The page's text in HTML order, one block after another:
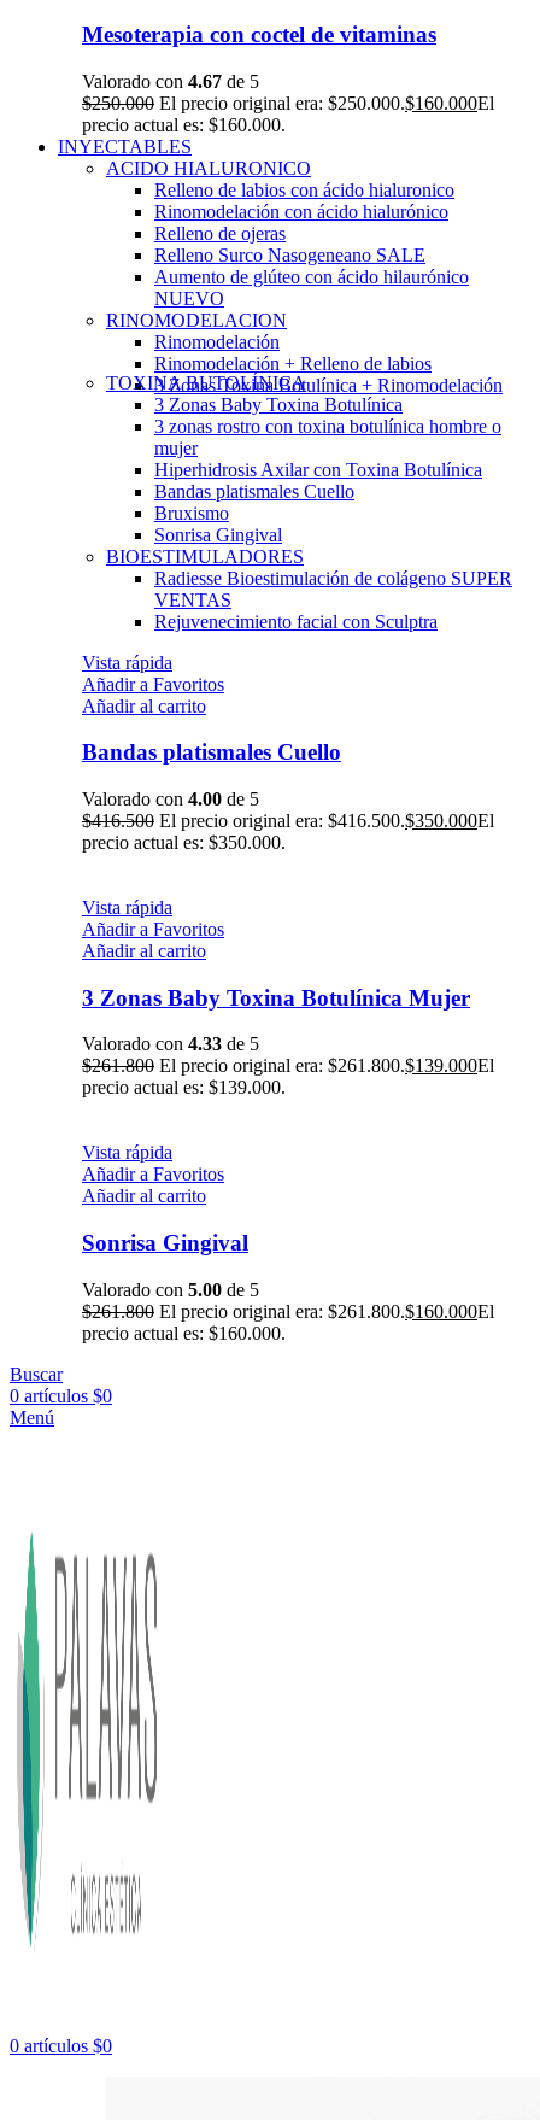
Mesoterapia con coctel de vitaminas
Valorado con 4.67 de 5
$250.000 El precio original era: $250.000.$160.000El
precio actual es: $160.000.
INYECTABLES
ACIDO HIALURONICO
Relleno de labios con ácido hialuronico
Rinomodelación con ácido hialurónico
Relleno de ojeras
Relleno Surco Nasogeneano SALE
Aumento de glúteo con ácido hilaurónico
NUEVO
RINOMODELACION
Rinomodelación
Rinomodelación + Relleno de labios
3 Zonas Toxina Botulínica + Rinomodelación
TOXINA BUTOLÍNICA
3 Zonas Baby Toxina Botulínica
3 zonas rostro con toxina botulínica hombre o
mujer
Hiperhidrosis Axilar con Toxina Botulínica
Bandas platismales Cuello
Bruxismo
Sonrisa Gingival
BIOESTIMULADORES
Radiesse Bioestimulación de colágeno SUPER
VENTAS
Rejuvenecimiento facial con Sculptra
Vista rápida
Añadir a Favoritos
Añadir al carrito
Bandas platismales Cuello
Valorado con 4.00 de 5
$416.500 El precio original era: $416.500.$350.000El
precio actual es: $350.000.
Vista rápida
Añadir a Favoritos
Añadir al carrito
3 Zonas Baby Toxina Botulínica Mujer
Valorado con 4.33 de 5
$261.800 El precio original era: $261.800.$139.000El
precio actual es: $139.000.
Vista rápida
Añadir a Favoritos
Añadir al carrito
Sonrisa Gingival
Valorado con 5.00 de 5
$261.800 El precio original era: $261.800.$160.000El
precio actual es: $160.000.
Buscar
0 artículos $0
Menú
0 artículos $0